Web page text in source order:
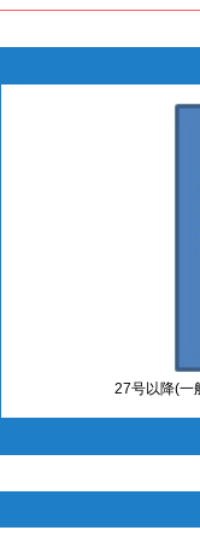
27号以降(一